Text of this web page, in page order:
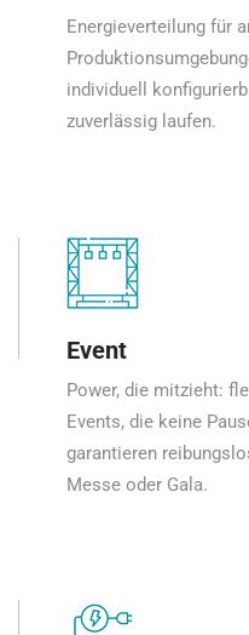
Energieverteilung für
individuell
zuverlässig laufen.
Event
Power, die mitzieht:
Events, die keine
garantieren
Messe oder Gala.